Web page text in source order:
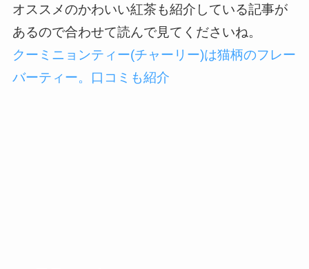
オススメのかわいい紅茶も紹介している記事が
あるので合わせて読んで見てくださいね。
クーミニョンティー(チャーリー)は猫柄のフレー
バーティー。口コミも紹介